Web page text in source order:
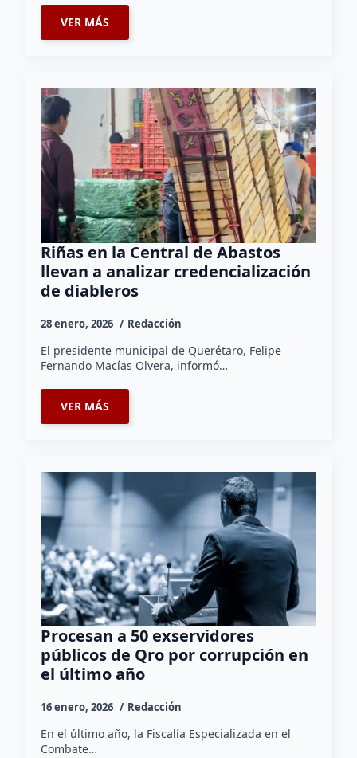
VER MÁS
Riñas en la Central de Abastos
llevan a analizar credencialización
de diableros
28 enero, 2026 Redacción
El presidente municipal de Querétaro, Felipe
Fernando Macías Olvera, informó…
VER MÁS
Procesan a 50 exservidores
públicos de Qro por corrupción en
el último año
16 enero, 2026 Redacción
En el último año, la Fiscalía Especializada en el
Combate…